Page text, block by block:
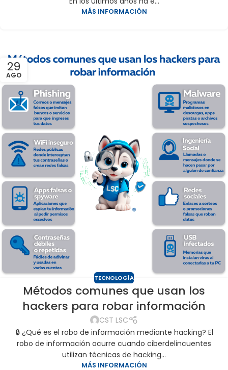
MÁS INFORMACIÓN
29
AGO
TECNOLOGÍA
Métodos comunes que usan los
hackers para robar información
CST LSC
🔒 ¿Qué es el robo de información mediante hacking? El
robo de información ocurre cuando ciberdelincuentes
utilizan técnicas de hacking...
MÁS INFORMACIÓN